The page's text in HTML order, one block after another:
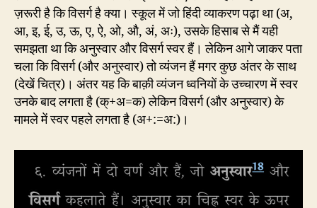
ज़रूरी है कि विसर्ग है क्या। स्कूल में जो हिंदी व्याकरण पढ़ा था (अ,
आ, इ, ई, उ, ऊ, ए, ऐ, ओ, औ, अं, अः), उसके हिसाब से मैं यही
समझता था कि अनुस्वार और विसर्ग स्वर हैं। लेकिन आगे जाकर पता
चला कि विसर्ग (और अनुस्वार) तो व्यंजन हैं मगर कुछ अंतर के साथ
(देखें चित्र)। अंतर यह कि बाक़ी व्यंजन ध्वनियों के उच्चारण में स्वर
उनके बाद लगता है (क्+अ=क) लेकिन विसर्ग (और अनुस्वार) के
मामले में स्वर पहले लगता है (अ+:=अ:)।